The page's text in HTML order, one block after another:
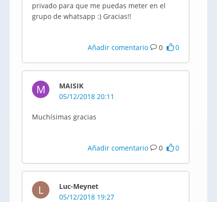
privado para que me puedas meter en el
grupo de whatsapp :) Gracias!!
Añadir comentario 0 0
M
MAISIK
05/12/2018 20:11
Muchísimas gracias
Añadir comentario 0 0
L
Luc-Meynet
05/12/2018 19:27